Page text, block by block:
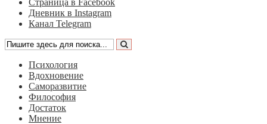
Страница в Facebook
Дневник в Instagram
Канал Telegram
Психология
Вдохновение
Саморазвитие
Философия
Достаток
Мнение